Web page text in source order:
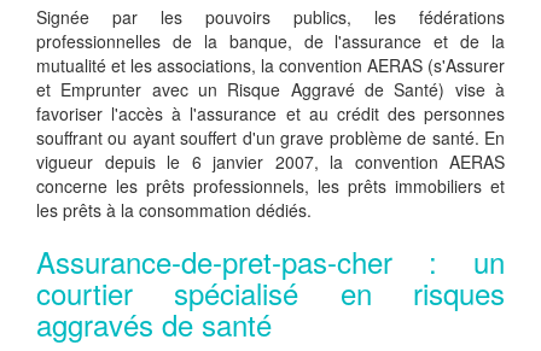
Signée par les pouvoirs publics, les fédérations
professionnelles de la banque, de l'assurance et de la
mutualité et les associations, la convention AERAS (s'Assurer
et Emprunter avec un Risque Aggravé de Santé) vise à
favoriser l'accès à l'assurance et au crédit des personnes
souffrant ou ayant souffert d'un grave problème de santé. En
vigueur depuis le 6 janvier 2007, la convention AERAS
concerne les prêts professionnels, les prêts immobiliers et
les prêts à la consommation dédiés.
Assurance-de-pret-pas-cher : un
courtier spécialisé en risques
aggravés de santé